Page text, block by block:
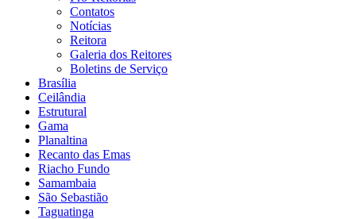
Contatos
Notícias
Reitora
Galeria dos Reitores
Boletins de Serviço
Brasília
Ceilândia
Estrutural
Gama
Planaltina
Recanto das Emas
Riacho Fundo
Samambaia
São Sebastião
Taguatinga